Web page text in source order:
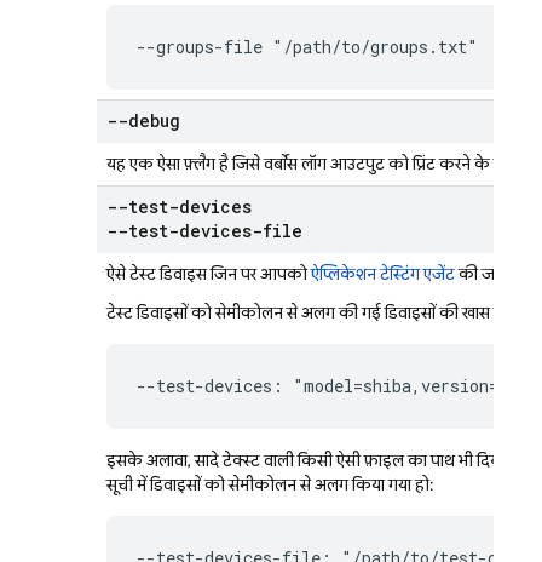
--groups-file "/path/to/groups.txt"
--debug
यह एक ऐसा फ़्लैग है जिसे वर्बोस लॉग आउटपुट को प्रिंट करने के लिए
--test-devices
--test-devices-file
ऐसे टेस्ट डिवाइस जिन पर आपकोऐप्लिकेशन टेस्टिंग एजेंटकी जांच
टेस्ट डिवाइसों को सेमीकोलन से अलग की गई डिवाइसों की खास
--test-devices:
इसके अलावा, सादे टेक्स्ट वाली किसी ऐसी फ़ाइल का पाथ भी दिया जा
सूची में डिवाइसों को सेमीकोलन से अलग किया गया हो: